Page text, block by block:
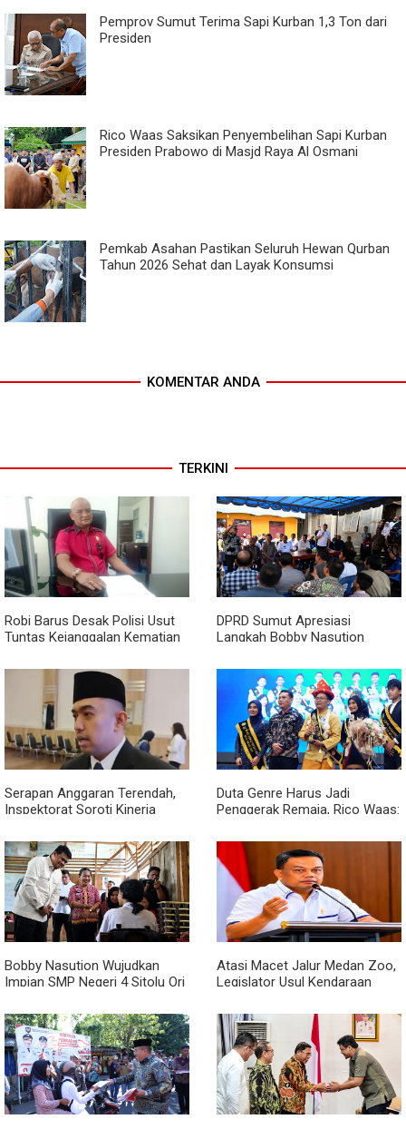
Pemprov Sumut Terima Sapi Kurban 1,3 Ton dari
Presiden
Rico Waas Saksikan Penyembelihan Sapi Kurban
Presiden Prabowo di Masjd Raya Al Osmani
Pemkab Asahan Pastikan Seluruh Hewan Qurban
Tahun 2026 Sehat dan Layak Konsumsi
KOMENTAR ANDA
TERKINI
Robi Barus Desak Polisi Usut
Tuntas Kejanggalan Kematian
Minta Otopsi Ulang
DPRD Sumut Apresiasi
Langkah Bobby Nasution
Dinilai Percepat Pembangunan
Serapan Anggaran Terendah,
Inspektorat Soroti Kinerja
Duta Genre Harus Jadi
Penggerak Remaja, Rico Waas:
Acara
Bobby Nasution Wujudkan
Impian SMP Negeri 4 Sitolu Ori
Atasi Macet Jalur Medan Zoo,
Legislator Usul Kendaraan
Royal Sumatera